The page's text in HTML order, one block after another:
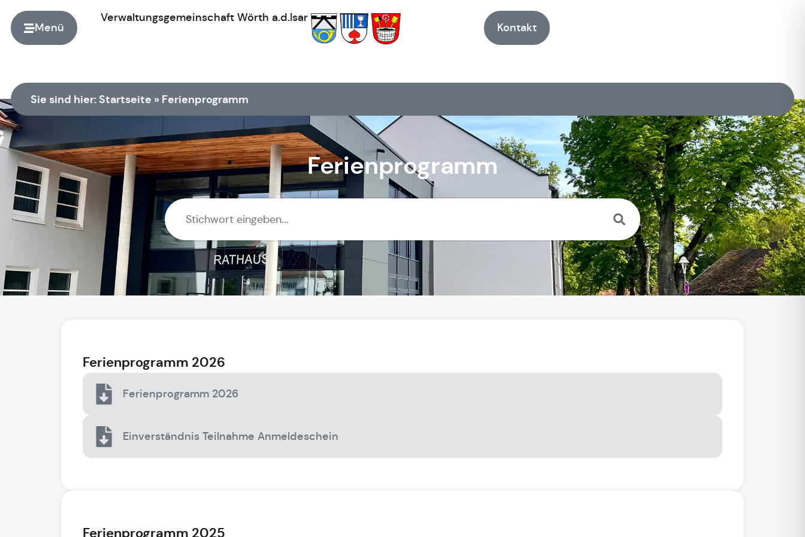
Menü
Verwaltungsgemeinschaft Wörth a.d.Isar
Kontakt
Sie sind hier: Startseite » Ferienprogramm
Ferienprogramm
Ferienprogramm 2026
Ferienprogramm 2026
Einverständnis Teilnahme Anmeldeschein
Ferienprogramm 2025